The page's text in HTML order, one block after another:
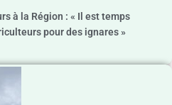
à la Région : « Il est temps
pour des ignares »